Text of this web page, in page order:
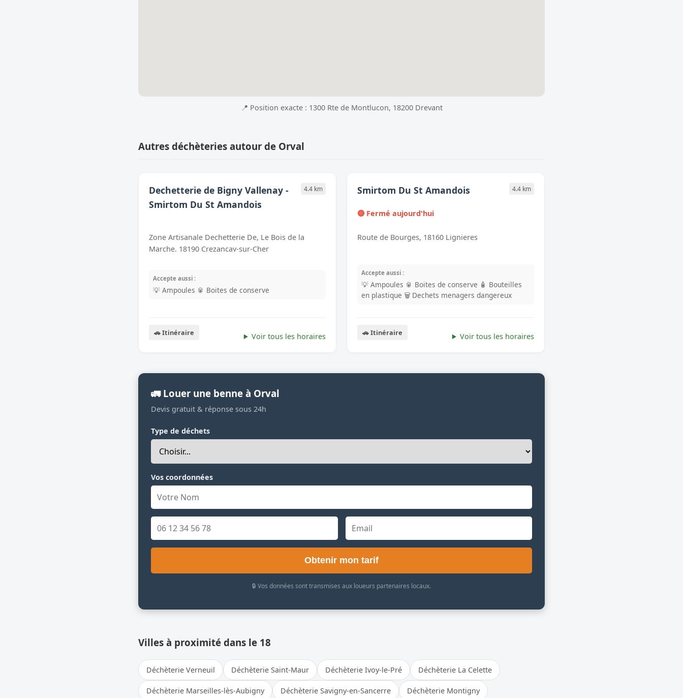
📍 Position exacte : 1300 Rte de Montlucon, 18200 Drevant
Autres déchèteries autour de Orval
Dechetterie de Bigny Vallenay -
Smirtom Du St Amandois
4.4 km
Zone Artisanale Dechetterie De, Le Bois de la
Marche, 18190 Crezancay-sur-Cher
Accepte aussi :
💡 Ampoules 🥫 Boites de conserve
🚗 Itinéraire Voir tous les horaires
Smirtom Du St Amandois 4.4 km
🔴 Fermé aujourd'hui
Route de Bourges, 18160 Lignieres
Accepte aussi :
💡 Ampoules 🥫 Boites de conserve 🧴 Bouteilles
en plastique 🗑️ Dechets menagers dangereux
🚗 Itinéraire Voir tous les horaires
🚛 Louer une benne à Orval
Devis gratuit & réponse sous 24h
Type de déchets
Vos coordonnées
Obtenir mon tarif
🔒 Vos données sont transmises aux loueurs partenaires locaux.
Villes à proximité dans le 18
Déchèterie Verneuil Déchèterie Saint-Maur Déchèterie Ivoy-le-Pré Déchèterie La Celette
Déchèterie Marseilles-lès-Aubigny Déchèterie Savigny-en-Sancerre Déchèterie Montigny